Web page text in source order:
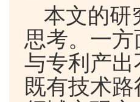
本文的研
思考。一
与专利产
既有技术